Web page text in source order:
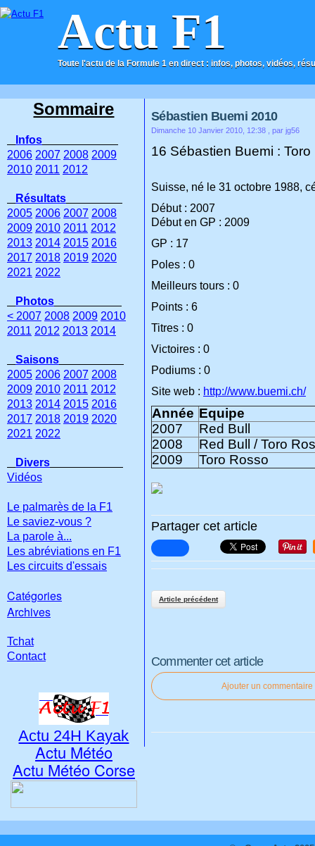
Actu F1
Toute l'actu de la Formule 1 en direct : infos, photos, vidéos,
ACCUEIL CONTACT
Sébastien Buemi 2010
Dimanche 10 Janvier 2010, 12:38 , par jg56
16 Sébastien Buemi :
Suisse, né le 31 octobre 1988,
Début : 2007
Début en GP : 2009
GP : 17
Poles : 0
Meilleurs tours : 0
Points : 6
Titres : 0
Victoires : 0
Podiums : 0
Site web : http://www.buemi.ch/
Année Equipe
2007
Red Bull
2008
Red Bull / Toro
2009
Toro Rosso
Partager cet article
Article précédent
Commenter cet article
Ajouter un commentaire
Sommaire
Infos
2006 2007 2008 2009
2010 2011 2012
Résultats
2005 2006 2007 2008
2009 2010 2011 2012
2013 2014 2015 2016
2017 2018 2019 2020
2021 2022
Photos
< 2007 2008 2009 2010
2011 2012 2013 2014
Saisons
2005 2006 2007 2008
2009 2010 2011 2012
2013 2014 2015 2016
2017 2018 2019 2020
2021 2022
Divers
Vidéos
Le palmarès de la F1
Le saviez-vous ?
La parole à...
Les abréviations en F1
Les circuits d'essais
Catégories
Archives
Tchat
Contact
Actu 24H Kayak
Actu Météo
Actu Météo Corse